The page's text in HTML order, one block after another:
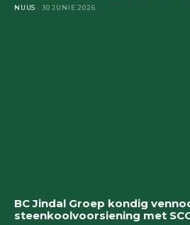
NUUS 30 JUNIE 2026
BC Jindal Groep kondig
steenkoolvoorsiening met